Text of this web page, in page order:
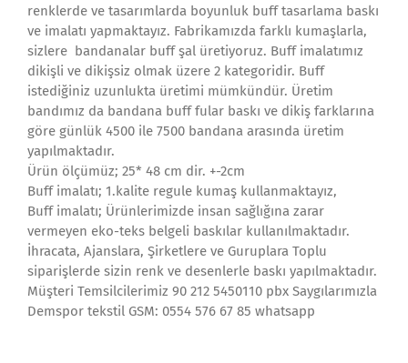
renklerde ve tasarımlarda boyunluk buff tasarlama baskı
ve imalatı yapmaktayız. Fabrikamızda farklı kumaşlarla,
sizlere bandanalar buff şal üretiyoruz. Buff imalatımız
dikişli ve dikişsiz olmak üzere 2 kategoridir. Buff
istediğiniz uzunlukta üretimi mümkündür. Üretim
bandımız da bandana buff fular baskı ve dikiş farklarına
göre günlük 4500 ile 7500 bandana arasında üretim
yapılmaktadır.
Ürün ölçümüz; 25* 48 cm dir. +-2cm
Buff imalatı; 1.kalite regule kumaş kullanmaktayız,
Buff imalatı; Ürünlerimizde insan sağlığına zarar
vermeyen eko-teks belgeli baskılar kullanılmaktadır.
İhracata, Ajanslara, Şirketlere ve Guruplara Toplu
siparişlerde sizin renk ve desenlerle baskı yapılmaktadır.
Müşteri Temsilcilerimiz 90 212 5450110 pbx Saygılarımızla
Demspor tekstil GSM: 0554 576 67 85 whatsapp